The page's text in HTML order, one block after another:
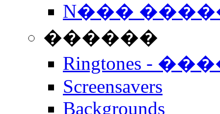
N���
������
Ringtones -
Screensavers
Backgrounds